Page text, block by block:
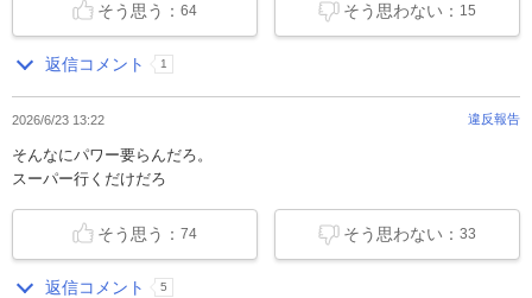
そう思わない： 15
そう思う：64
返信コメント 1
2026/6/23 13:22 違反報告
そんなにパワー要らんだろ。
スーパー行くだけだろ
そう思わない： 33
そう思う：74
返信コメント 5